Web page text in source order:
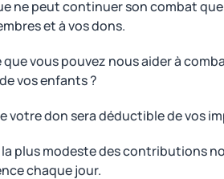
ne peut continuer son combat
et à vos dons.
que vous pouvez nous aider à
vos enfants ?
votre don sera déductible de vos
la plus modeste des contributions
chaque jour.